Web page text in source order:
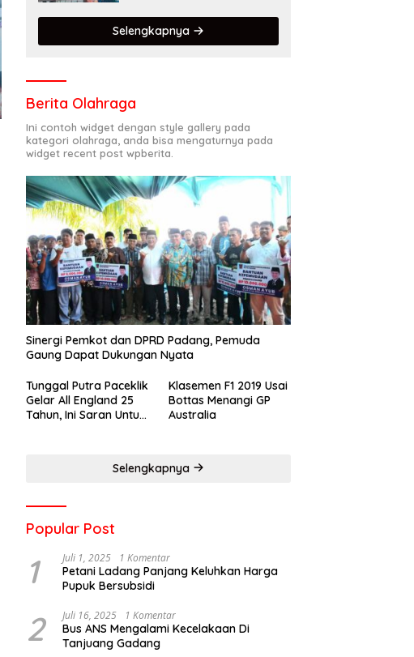
satu garda terdepan
dalam Bencana
Selengkapnya
Berita Olahraga
Ini contoh widget dengan style gallery pada
kategori olahraga, anda bisa mengaturnya pada
widget recent post wpberita.
Sinergi Pemkot dan DPRD Padang, Pemuda
Gaung Dapat Dukungan Nyata
Tunggal Putra Paceklik
Gelar All England 25
Tahun, Ini Saran Untuk
Klasemen F1 2019 Usai
Bottas Menangi GP
Australia
Selengkapnya
Popular Post
1 Juli 1, 2025 1 Komentar
Petani Ladang Panjang Keluhkan Harga
Pupuk Bersubsidi
2 Juli 16, 2025 1 Komentar
Bus ANS Mengalami Kecelakaan Di
Tanjuang Gadang